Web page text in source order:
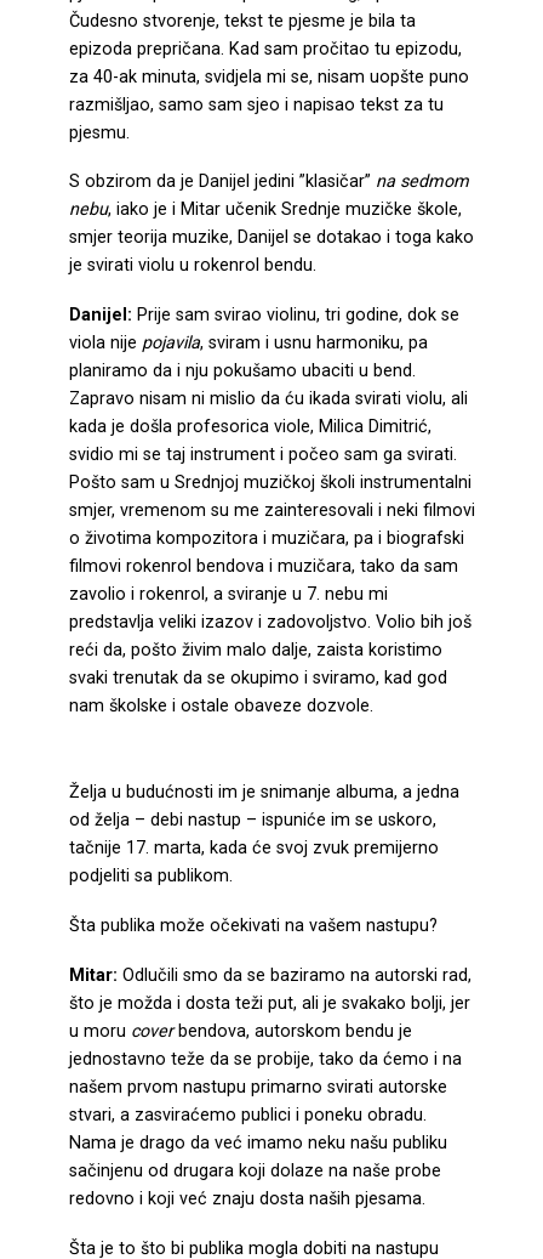
Čudesno stvorenje, tekst te pjesme je bila ta
epizoda prepričana. Kad sam pročitao tu epizodu,
za 40-ak minuta, svidjela mi se, nisam uopšte puno
razmišljao, samo sam sjeo i napisao tekst za tu
pjesmu.
S obzirom da je Danijel jedini ”klasičar” na sedmom
nebu, iako je i Mitar učenik Srednje muzičke škole,
smjer teorija muzike, Danijel se dotakao i toga kako
je svirati violu u rokenrol bendu.
Danijel: Prije sam svirao violinu, tri godine, dok se
viola nije pojavila, sviram i usnu harmoniku, pa
planiramo da i nju pokušamo ubaciti u bend.
Zapravo nisam ni mislio da ću ikada svirati violu, ali
kada je došla profesorica viole, Milica Dimitrić,
svidio mi se taj instrument i počeo sam ga svirati.
Pošto sam u Srednjoj muzičkoj školi instrumentalni
smjer, vremenom su me zainteresovali i neki filmovi
o životima kompozitora i muzičara, pa i biografski
filmovi rokenrol bendova i muzičara, tako da sam
zavolio i rokenrol, a sviranje u 7. nebu mi
predstavlja veliki izazov i zadovoljstvo. Volio bih još
reći da, pošto živim malo dalje, zaista koristimo
svaki trenutak da se okupimo i sviramo, kad god
nam školske i ostale obaveze dozvole.
Želja u budućnosti im je snimanje albuma, a jedna
od želja – debi nastup – ispuniće im se uskoro,
tačnije 17. marta, kada će svoj zvuk premijerno
podjeliti sa publikom.
Šta publika može očekivati na vašem nastupu?
Mitar: Odlučili smo da se baziramo na autorski rad,
što je možda i dosta teži put, ali je svakako bolji, jer
u moru coverbendova, autorskom bendu je
jednostavno teže da se probije, tako da ćemo i na
našem prvom nastupu primarno svirati autorske
stvari, a zasviraćemo publici i poneku obradu.
Nama je drago da već imamo neku našu publiku
sačinjenu od drugara koji dolaze na naše probe
redovno i koji već znaju dosta naših pjesama.
Šta je to što bi publika mogla dobiti na nastupu